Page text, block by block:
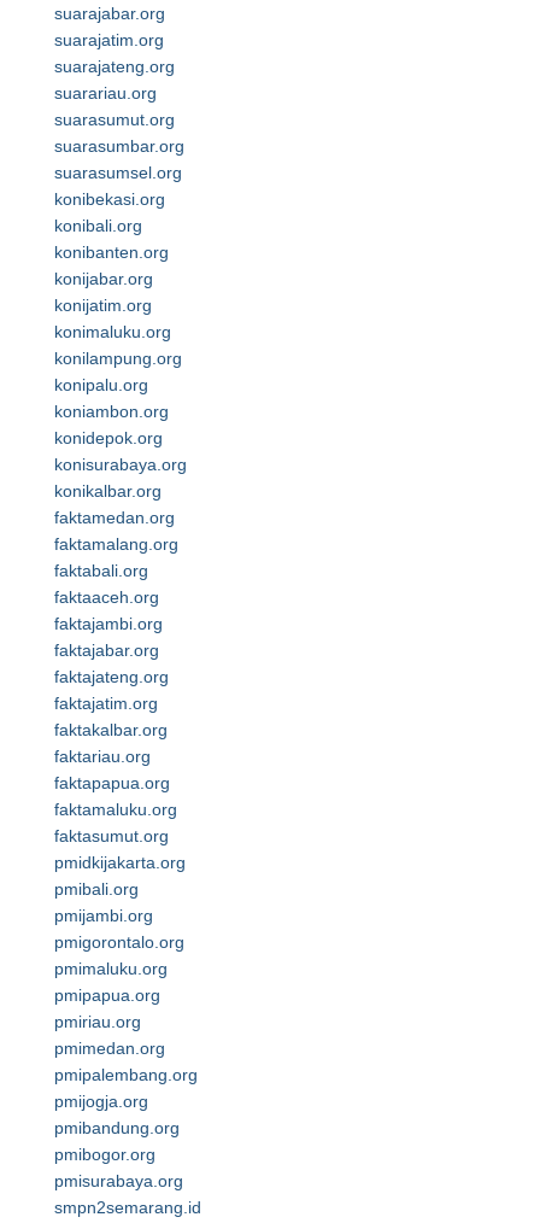
suarajabar.org
suarajatim.org
suarajateng.org
suarariau.org
suarasumut.org
suarasumbar.org
suarasumsel.org
konibekasi.org
konibali.org
konibanten.org
konijabar.org
konijatim.org
konimaluku.org
konilampung.org
konipalu.org
koniambon.org
konidepok.org
konisurabaya.org
konikalbar.org
faktamedan.org
faktamalang.org
faktabali.org
faktaaceh.org
faktajambi.org
faktajabar.org
faktajateng.org
faktajatim.org
faktakalbar.org
faktariau.org
faktapapua.org
faktamaluku.org
faktasumut.org
pmidkijakarta.org
pmibali.org
pmijambi.org
pmigorontalo.org
pmimaluku.org
pmipapua.org
pmiriau.org
pmimedan.org
pmipalembang.org
pmijogja.org
pmibandung.org
pmibogor.org
pmisurabaya.org
smpn2semarang.id